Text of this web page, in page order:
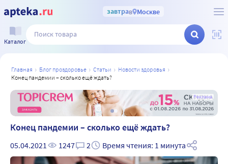
завтрав Москве
Каталог
главная блог проздоровье статьи
новости здоровья
конец пандемии – сколько ещё ждать?
Реклама
Конец пандемии – сколько ещё ждать?
05.04.2021 1247 2 Время чтения: 1 минута